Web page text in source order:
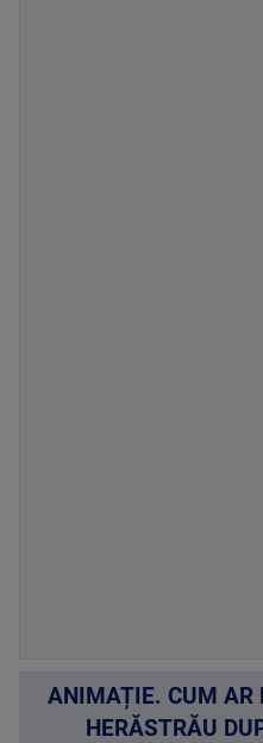
ANIMAȚIE. CUM AR
HERĂSTRĂU